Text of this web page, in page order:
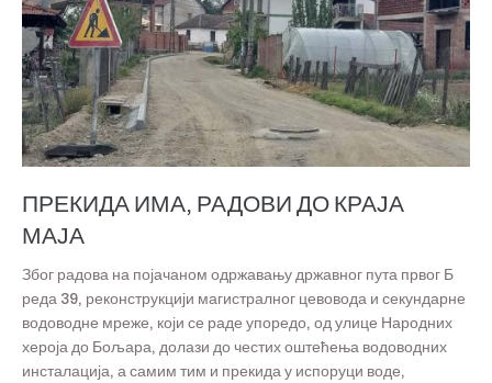
ПРЕКИДА ИМА, РАДОВИ ДО КРАЈА
МАЈА
Због радова на појачаном одржавању државног пута првог Б
реда 39, реконструкцији магистралног цевовода и секундарне
водоводне мреже, који се раде упоредо, од улице Народних
хероја до Бољара, долази до честих оштећења водоводних
инсталација, а самим тим и прекида у испоруци воде,